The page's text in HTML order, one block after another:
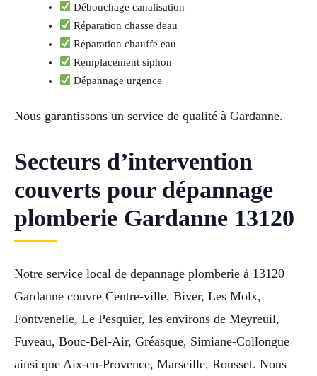
Débouchage canalisation
Réparation chasse deau
Réparation chauffe eau
Remplacement siphon
Dépannage urgence
Nous garantissons un service de qualité à Gardanne.
Secteurs d’intervention
couverts pour dépannage
plomberie Gardanne 13120
Notre service local de depannage plomberie à 13120
Gardanne couvre Centre-ville, Biver, Les Molx,
Fontvenelle, Le Pesquier, les environs de Meyreuil,
Fuveau, Bouc-Bel-Air, Gréasque, Simiane-Collongue
ainsi que Aix-en-Provence, Marseille, Rousset. Nous